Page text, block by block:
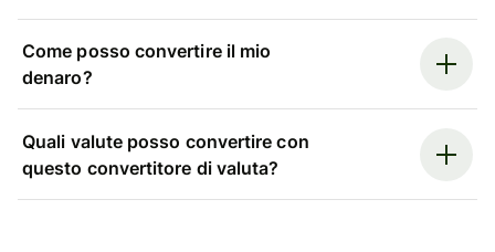
Come posso convertire il mio
denaro?
Quali valute posso convertire con
questo convertitore di valuta?